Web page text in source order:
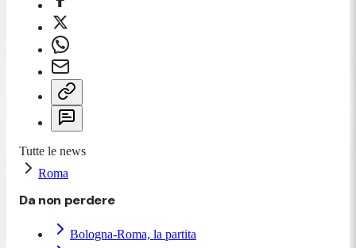
Tutte le news
Roma
Da non perdere
Bologna-Roma, la partita